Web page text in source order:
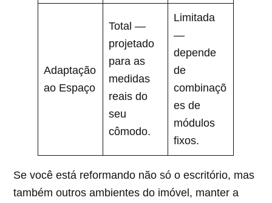
Adaptação
ao Espaço
Total —
projetado
para as
medidas
reais do
seu
cômodo.
Limitada
—
depende
de
combinaçõ
es de
módulos
fixos.
Se você está reformando não só o escritório, mas
também outros ambientes do imóvel, manter a